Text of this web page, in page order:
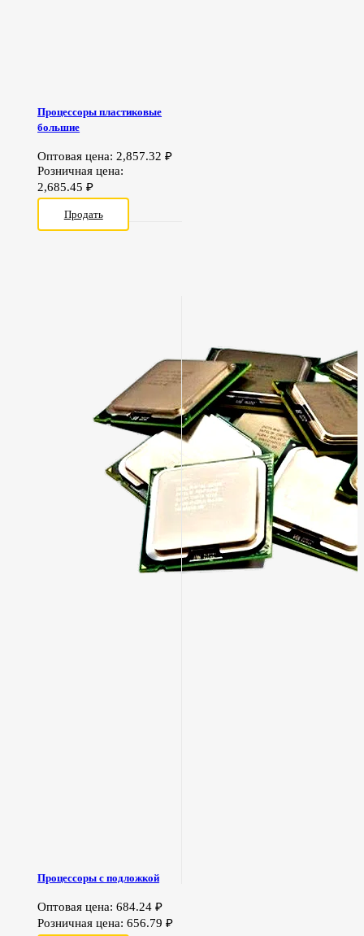
Процессоры пластиковые
большие
Оптовая цена: 2,857.32₽
Розничная цена:
2,685.45₽
Продать
Процессоры с подложкой
Оптовая цена: 684.24₽
Розничная цена:656.79₽